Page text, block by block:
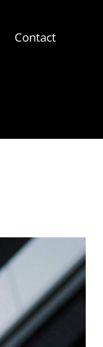
Contact